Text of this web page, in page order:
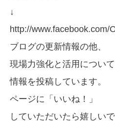
↓
http://www.facebook.com/
ブログの更新情報の他、
現場力強化と活用につい
情報を投稿しています。
ページに「いいね！」
していただいたら嬉しいで